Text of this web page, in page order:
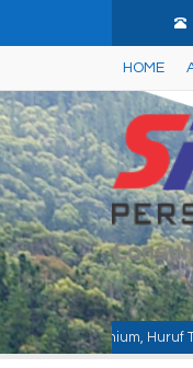
HOME
Huruf Timbul,